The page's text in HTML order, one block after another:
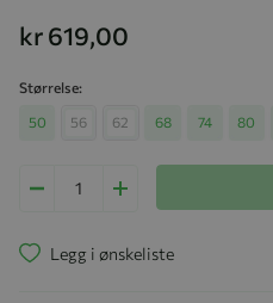
kr 619,00
Størrelse
50 56 62 68 74 80
Legg i ønskeliste